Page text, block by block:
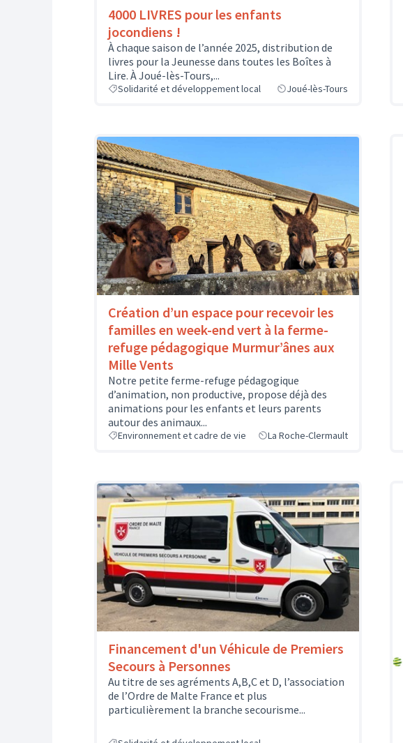
4000 LIVRES pour les enfants
jocondiens !
À chaque saison de l’année 2025, distribution de
livres pour la Jeunesse dans toutes les Boîtes à
Lire. À Joué-lès-Tours,...
Solidarité et développement local Joué-lès-Tours
Création d’un espace pour recevoir les
familles en week-end vert à la ferme-
refuge pédagogique Murmur’ânes aux
Mille Vents
Notre petite ferme-refuge pédagogique
d’animation, non productive, propose déjà des
animations pour les enfants et leurs parents
autour des animaux...
Environnement et cadre de vie La Roche-Clermault
Financement d'un Véhicule de Premiers
Secours à Personnes
Au titre de ses agréments A,B,C et D, l’association
de l’Ordre de Malte France et plus
particulièrement la branche secourisme...